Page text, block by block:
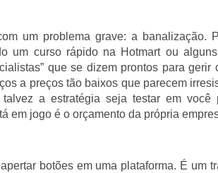
um problema grave: a banalização.
um curso rápido na Hotmart ou
que se dizem prontos para gerir
a preços tão baixos que parecem
a estratégia seja testar em você
em jogo é o orçamento da própria
botões em uma plataforma. É um